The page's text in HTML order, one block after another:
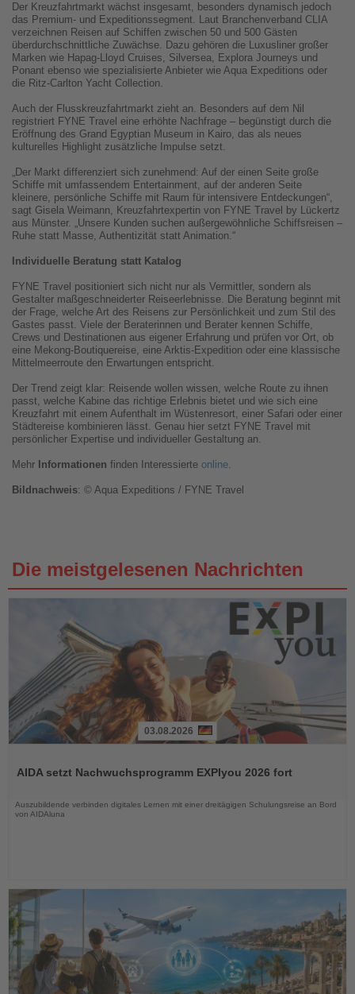
Der Kreuzfahrtmarkt wächst insgesamt, besonders dynamisch jedoch
das Premium- und Expeditionssegment. Laut Branchenverband CLIA
verzeichnen Reisen auf Schiffen zwischen 50 und 500 Gästen
überdurchschnittliche Zuwächse. Dazu gehören die Luxusliner großer
Marken wie Hapag-Lloyd Cruises, Silversea, Explora Journeys und
Ponant ebenso wie spezialisierte Anbieter wie Aqua Expeditions oder
die Ritz-Carlton Yacht Collection.
Auch der Flusskreuzfahrtmarkt zieht an. Besonders auf dem Nil
registriert FYNE Travel eine erhöhte Nachfrage – begünstigt durch die
Eröffnung des Grand Egyptian Museum in Kairo, das als neues
kulturelles Highlight zusätzliche Impulse setzt.
„Der Markt differenziert sich zunehmend: Auf der einen Seite große
Schiffe mit umfassendem Entertainment, auf der anderen Seite
kleinere, persönliche Schiffe mit Raum für intensivere Entdeckungen“,
sagt Gisela Weimann, Kreuzfahrtexpertin von FYNE Travel by Lückertz
aus Münster. „Unsere Kunden suchen außergewöhnliche Schiffsreisen –
Ruhe statt Masse, Authentizität statt Animation.“
Individuelle Beratung statt Katalog
FYNE Travel positioniert sich nicht nur als Vermittler, sondern als
Gestalter maßgeschneiderter Reiseerlebnisse. Die Beratung beginnt mit
der Frage, welche Art des Reisens zur Persönlichkeit und zum Stil des
Gastes passt. Viele der Beraterinnen und Berater kennen Schiffe,
Crews und Destinationen aus eigener Erfahrung und prüfen vor Ort, ob
eine Mekong-Boutiquereise, eine Arktis-Expedition oder eine klassische
Mittelmeerroute den Erwartungen entspricht.
Der Trend zeigt klar: Reisende wollen wissen, welche Route zu ihnen
passt, welche Kabine das richtige Erlebnis bietet und wie sich eine
Kreuzfahrt mit einem Aufenthalt im Wüstenresort, einer Safari oder einer
Städtereise kombinieren lässt. Genau hier setzt FYNE Travel mit
persönlicher Expertise und individueller Gestaltung an.
Mehr Informationen finden Interessierte online.
Bildnachweis: © Aqua Expeditions / FYNE Travel
Die meistgelesenen Nachrichten
die
03.08.2026
AIDA setzt Nachwuchsprogramm EXPIyou 2026 fort
Auszubildende verbinden digitales Lernen mit einer dreitägigen Schulungsreise an Bord
von AIDAluna